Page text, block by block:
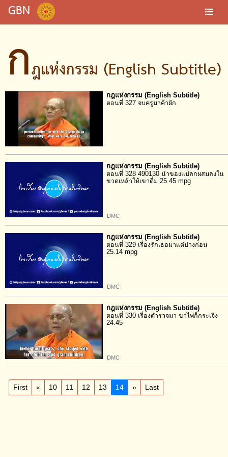
GBN
กฎแห่งกรรม (English Subtitle)
กฎแห่งกรรม (English Subtitle)
ตอนที่ 327 จบครูมาค้าผัก
กฎแห่งกรรม (English Subtitle)
ตอนที่ 328 490130 นำของแปลกผสมลงใน
ขวดเหล้าให้เขาดื่ม 25 45 mpg
DMC
กฎแห่งกรรม (English Subtitle)
ตอนที่ 329 เรื่องรักเธอมาแต่ปางก่อน
25.14 mpg
DMC
กฎแห่งกรรม (English Subtitle)
ตอนที่ 330 เรื่องตำรวจมา ขาไพ่ก็กระเจิง
24.45
DMC
First « 10 11 12 13 14 » Last